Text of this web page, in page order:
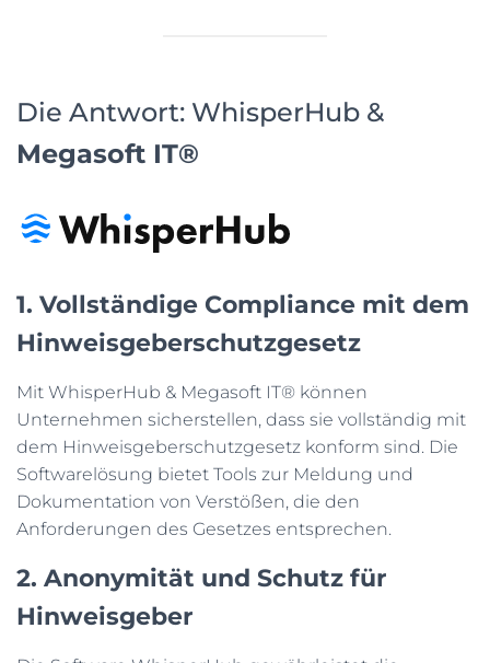
Die Antwort: WhisperHub &
Megasoft IT®
1. Vollständige Compliance mit dem
Hinweisgeberschutzgesetz
Mit WhisperHub & Megasoft IT® können
Unternehmen sicherstellen, dass sie vollständig mit
dem Hinweisgeberschutzgesetz konform sind. Die
Softwarelösung bietet Tools zur Meldung und
Dokumentation von Verstößen, die den
Anforderungen des Gesetzes entsprechen.
2. Anonymität und Schutz für
Hinweisgeber